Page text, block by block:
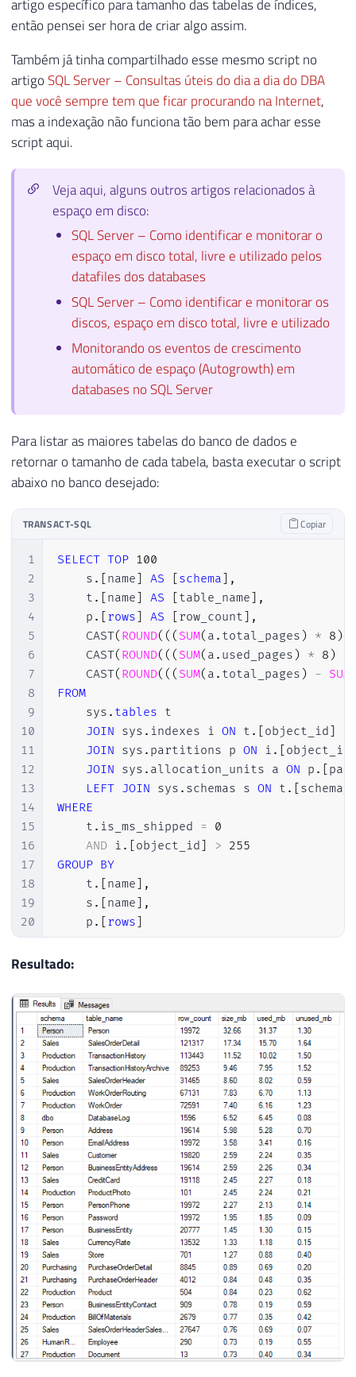
artigo específico para tamanho das tabelas de índices,
então pensei ser hora de criar algo assim.
Também já tinha compartilhado esse mesmo script no
artigoSQL Server – Consultas úteis do dia a dia do DBA
que você sempre tem que ficar procurando na Internet,
mas a indexação não funciona tão bem para achar esse
script aqui.
Veja aqui, alguns outros artigos relacionados à
espaço em disco:
SQL Server – Como identificar e monitorar o
espaço em disco total, livre e utilizado pelos
datafiles dos databases
SQL Server – Como identificar e monitorar os
discos, espaço em disco total, livre e utilizado
Monitorando os eventos de crescimento
automático de espaço (Autogrowth) em
databases no SQL Server
Para listar as maiores tabelas do banco de dados e
retornar o tamanho de cada tabela, basta executar o script
abaixo no banco desejado:
TRANSACT-SQL Copiar
1
2
3
4
5
6
7
8
9
10
11
12
13
14
15
16
17
18
19
20
21
22
SELECT TOP 100
    s
. [name] AS [schema] ,
    t
. [name] AS [table_name] ,
    p
. [rows] AS [row_count] ,
    CAST
( ROUND( ( ( SUM( a . total_pages ) * 8 )
    CAST
( ROUND( ( ( SUM( a . used_pages ) * 8 )
    CAST
( ROUND( ( ( SUM( a . total_pages ) - SUM
FROM
    sys
. tables t
JOIN sys . indexes i ON t . [object_id]
JOIN sys . partitions p ON i . [object_id
JOIN sys . allocation_units a ON p . [
LEFT JOIN sys . schemas s ON t . [
WHERE
    t
. is_ms_shipped = 0
AND i . [object_id] > 255
GROUP BY
    t
. [name] ,
    s
. [name] ,
    p
. [rows]
ORDER BY
Resultado: